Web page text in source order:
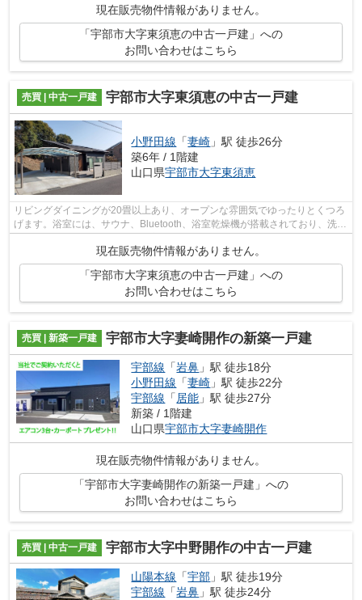
現在販売物件情報がありません。
「宇部市大字東須恵の中古一戸建」への
お問い合わせはこちら
売買 | 中古一戸建 宇部市大字東須恵の中古一戸建
小野田線 「妻崎 」駅 徒歩26分
築6年 / 1階建
山口県宇部市大字東須恵
リビングダイニングが20畳以上あり、オープンな雰囲気でゆったりとくつろ
げます。浴室には、サウナ、Bluetooth、浴室乾燥機が搭載されており、洗面
現在販売物件情報がありません。
「宇部市大字東須恵の中古一戸建」への
お問い合わせはこちら
売買 | 新築一戸建 宇部市大字妻崎開作の新築一戸建
宇部線 「岩鼻 」駅 徒歩18分
小野田線 「妻崎 」駅 徒歩22分
宇部線 「居能 」駅 徒歩27分
新築 / 1階建
山口県宇部市大字妻崎開作
現在販売物件情報がありません。
「宇部市大字妻崎開作の新築一戸建」への
お問い合わせはこちら
売買 | 中古一戸建 宇部市大字中野開作の中古一戸建
山陽本線 「宇部 」駅 徒歩19分
宇部線 「岩鼻 」駅 徒歩24分